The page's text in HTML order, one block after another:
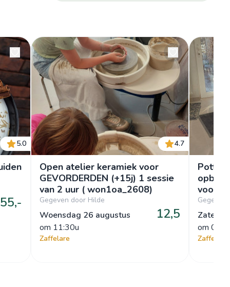
5.0
55,-
4.7
Open atelier keramiek voor
GEVORDERDEN (+15j) 1 sessie
van 2 uur ( won1oa_2608)
Gegeven door Hilde
Woensdag 26 augustus
om 11:30u
12,5
Zaffelare
voor
Gegeven
om
Zaffelare